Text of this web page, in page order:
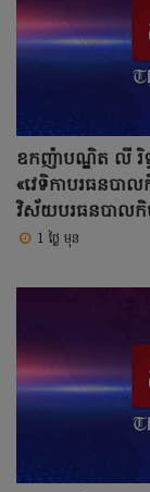
ឧកញ៉ាបណ្ឌិត លី រិ
«វេទិកាបរធនបាល
វិស័យបរធនបាលកិច្
1 ថ្ងៃ មុន